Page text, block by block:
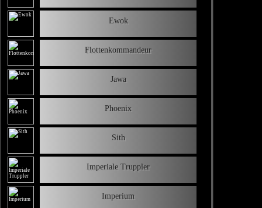
Ewok
Flottenkommandeur
Jawa
Phoenix
Sith
Imperiale Truppler
Imperium